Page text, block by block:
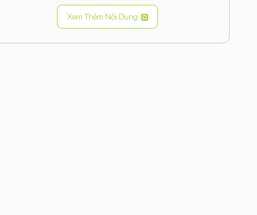
năng cao + 4 nhân tiết kiệm điện), GPU: 4 nhân, RAM:
4GB, Bộ nhớ trong: 128GB.Xem Thêm Nội Dung